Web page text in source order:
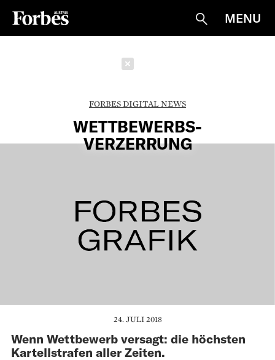
Suche
MENU
FORBES DIGITAL NEWS
WETTBEWERBS-
VERZERRUNG
24. JULI 2018
Wenn Wettbewerb versagt: die höchsten
Kartellstrafen aller Zeiten.